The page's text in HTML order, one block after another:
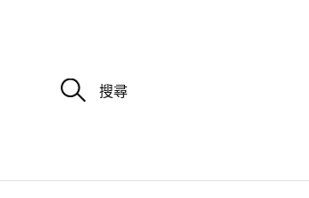
搜
尋